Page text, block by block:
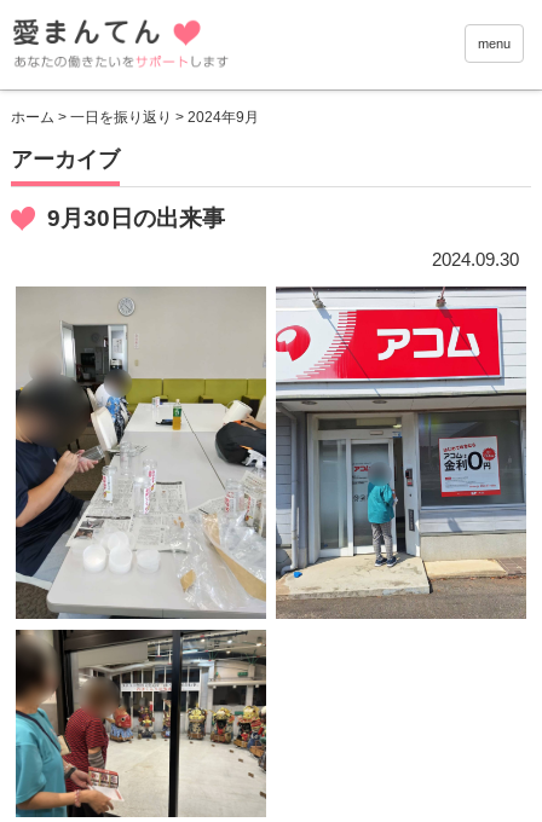
愛まん
menu
ホーム > 一日を振り返り > 2024年9月
アーカイブ
9月30日の出来事
2024.09.30